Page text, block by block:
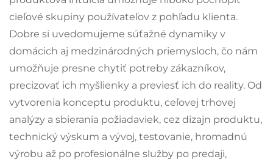
cieľové skupiny používateľov z pohľadu klienta.
Dobre si uvedomujeme súťažné dynamiky v
domácich aj medzinárodných priemysloch, čo nám
umožňuje presne chytiť potreby zákazníkov,
precizovať ich myšlienky a previesť ich do reality. Od
vytvorenia konceptu produktu, ceľovej trhovej
analýzy a sbierania požiadaviek, cez dizajn produktu,
technický výskum a vývoj, testovanie, hromadnú
výrobu až po profesionálne služby po predaji,